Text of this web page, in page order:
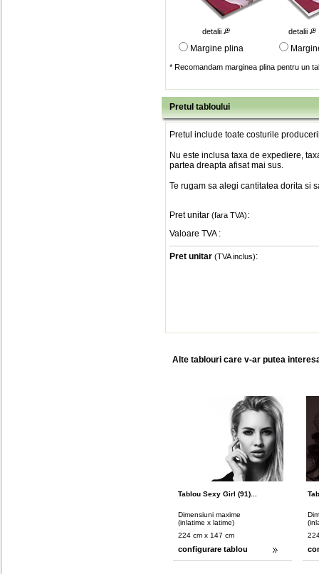
detalii detalii
Margine plina
* Recomandam marginea plina pentru un
Pretul tabloului
Pretul include toate costurile
Nu este inclusa taxa de expediere,
partea dreapta afisat mai sus.
Te rugam sa alegi cantitatea dorita si
Pret unitar (fara TVA):
Valoare TVA :
Pret unitar (TVA inclus):
Alte tablouri care v-ar putea
Tablou Sexy Girl (91)...
Dimensiuni maxime
(inlatime x latime)
224 cm x 147 cm
configurare tablou